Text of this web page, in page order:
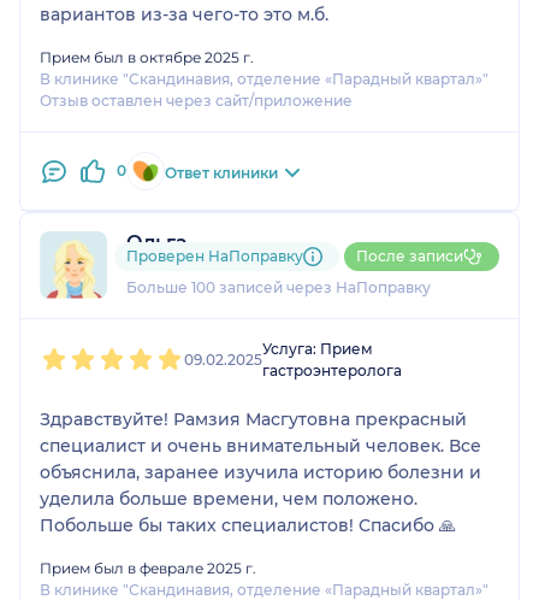
вариантов из-за чего-то это м.б.
Прием был в октябре 2025 г.
В клинике "Скандинавия, отделение «Парадный квартал»"
Отзыв оставлен через сайт/приложение
0 Ответ клиники
Ольга
81 отзыв
Больше 100 записей через НаПоправку
Проверен НаПоправку После записи
09.02.2025
Услуга: Прием
гастроэнтеролога
Здравствуйте! Рамзия Масгутовна прекрасный
специалист и очень внимательный человек. Все
объяснила, заранее изучила историю болезни и
уделила больше времени, чем положено.
Побольше бы таких специалистов! Спасибо 🙏
Прием был в феврале 2025 г.
В клинике "Скандинавия, отделение «Парадный квартал»"